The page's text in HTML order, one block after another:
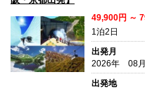
49,900円 ～
1泊2日
出発月
2026年 08
出発地